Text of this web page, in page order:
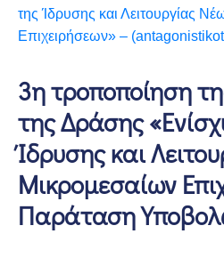
της Ίδρυσης και Λειτουργίας
Επιχειρήσεων» –
3η τροποποίηση
της Δράσης
Ίδρυσης και
Μικρομεσαίων
Παράταση